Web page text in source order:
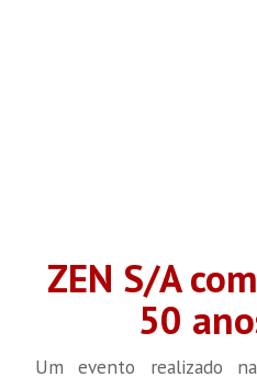
ZEN S/A
50
Um evento realizado